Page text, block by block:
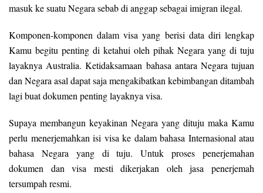
masuk ke suatu Negara sebab di anggap sebagai imigran ilegal.
Komponen-komponen dalam visa yang berisi data diri lengkap
Kamu begitu penting di ketahui oleh pihak Negara yang di tuju
layaknya Australia. Ketidaksamaan bahasa antara Negara tujuan
dan Negara asal dapat saja mengakibatkan kebimbangan ditambah
lagi buat dokumen penting layaknya visa.
Supaya membangun keyakinan Negara yang dituju maka Kamu
perlu menerjemahkan isi visa ke dalam bahasa Internasional atau
bahasa Negara yang di tuju. Untuk proses penerjemahan
dokumen dan visa mesti dikerjakan oleh jasa penerjemah
tersumpah resmi.